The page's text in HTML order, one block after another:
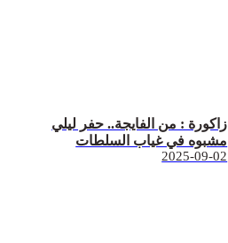
زاكورة : من الفايجة.. حفر ليلي
مشبوه في غياب السلطات
2025-09-02